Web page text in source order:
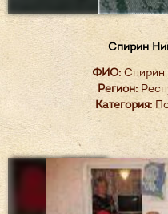
Спирин
ФИО:Спирин
Регион:
Категория: